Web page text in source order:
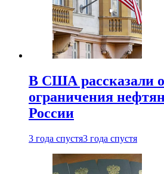
В США рассказали
ограничения
России
3 года спустя3 года спустя